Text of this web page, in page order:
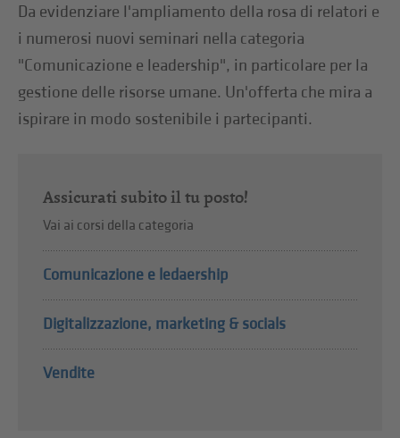
Da evidenziare l'ampliamento della rosa di relatori e
i numerosi nuovi seminari nella categoria
"Comunicazione e leadership", in particolare per la
gestione delle risorse umane. Un'offerta che mira a
ispirare in modo sostenibile i partecipanti.
Assicurati subito il tu posto!
Vai ai corsi della categoria
Comunicazione e ledaership
Digitalizzazione, marketing & socials
Vendite